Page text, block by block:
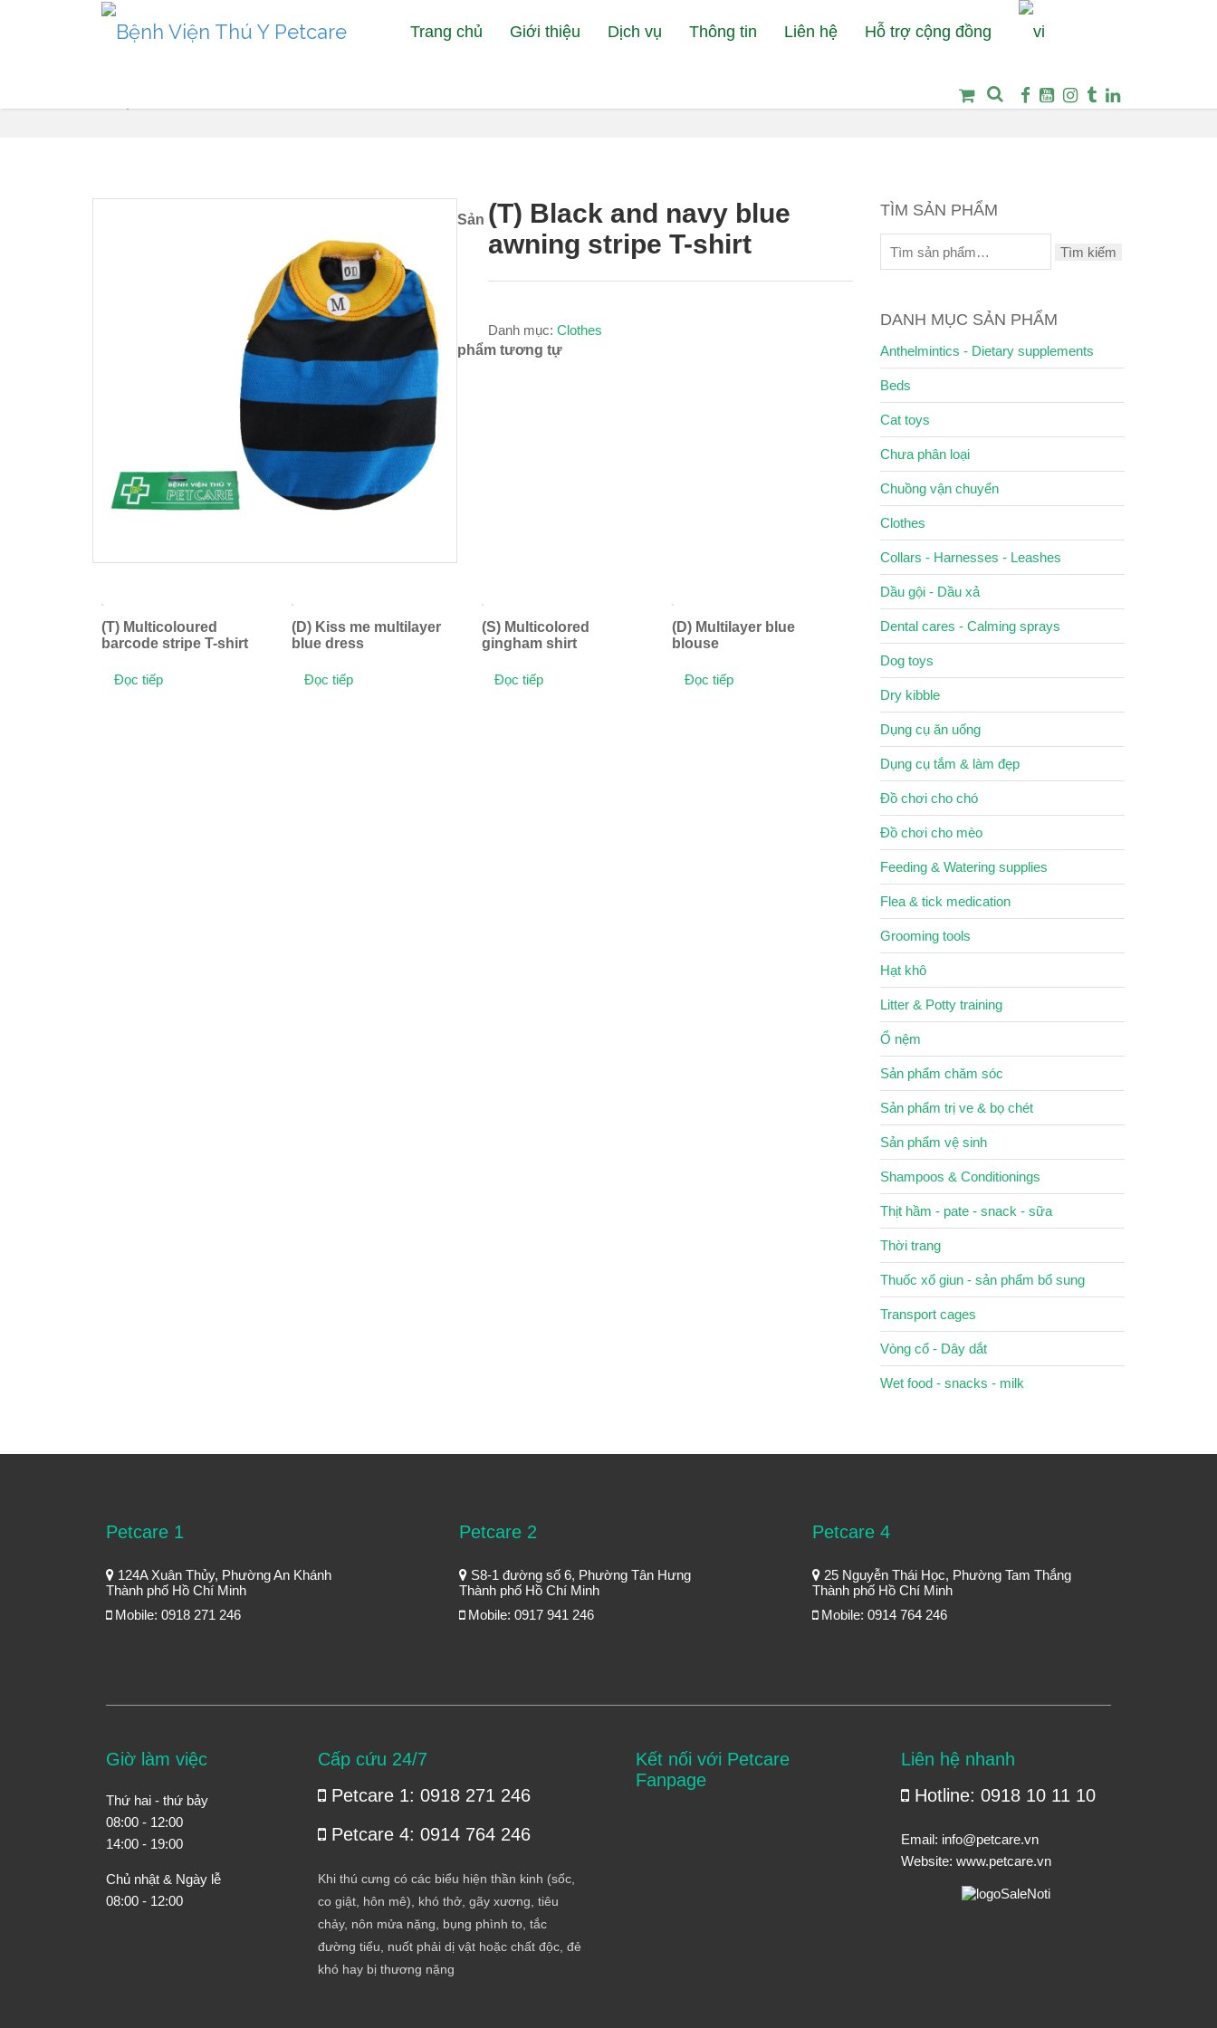
Trang chủ Giới thiệu Dịch vụ Thông tin Liên hệ Hỗ trợ cộng đồng
(T) Black and navy blue awning stripe T-shirt
(T) Black and navy blue
awning stripe T-shirt
Danh mục: Clothes
Sản
phẩm tương tự
(T) Multicoloured
barcode stripe T-shirt
Đọc tiếp
(D) Kiss me multilayer
blue dress
Đọc tiếp
(S) Multicolored
gingham shirt
Đọc tiếp
(D) Multilayer blue
blouse
Đọc tiếp
TÌM SẢN PHẨM
Tìm kiếm
DANH MỤC SẢN PHẨM
Anthelmintics - Dietary supplements
Beds
Cat toys
Chưa phân loại
Chuồng vận chuyển
Clothes
Collars - Harnesses - Leashes
Dầu gội - Dầu xả
Dental cares - Calming sprays
Dog toys
Dry kibble
Dụng cụ ăn uống
Dụng cụ tắm & làm đẹp
Đồ chơi cho chó
Đồ chơi cho mèo
Feeding & Watering supplies
Flea & tick medication
Grooming tools
Hạt khô
Litter & Potty training
Ổ nệm
Sản phẩm chăm sóc
Sản phẩm trị ve & bọ chét
Sản phẩm vệ sinh
Shampoos & Conditionings
Thịt hầm - pate - snack - sữa
Thời trang
Thuốc xổ giun - sản phẩm bổ sung
Transport cages
Vòng cổ - Dây dắt
Wet food - snacks - milk
Petcare 1
124A Xuân Thủy, Phường An Khánh
Thành phố Hồ Chí Minh
Mobile: 0918 271 246
Petcare 2
S8-1 đường số 6, Phường Tân Hưng
Thành phố Hồ Chí Minh
Mobile: 0917 941 246
Petcare 4
25 Nguyễn Thái Học, Phường Tam Thắng
Thành phố Hồ Chí Minh
Mobile: 0914 764 246
Giờ làm việc
Thứ hai - thứ bảy
08:00 - 12:00
14:00 - 19:00
Chủ nhật & Ngày lễ
08:00 - 12:00
Cấp cứu 24/7
Petcare 1: 0918 271 246
Petcare 4: 0914 764 246
Khi thú cưng có các biểu hiện thần kinh (sốc,
co giật, hôn mê), khó thở, gãy xương, tiêu
chảy, nôn mửa nặng, bụng phình to, tắc
đường tiểu, nuốt phải dị vật hoặc chất độc, đẻ
khó hay bị thương nặng
Kết nối với Petcare
Fanpage
Liên hệ nhanh
Hotline: 0918 10 11 10
Email: info@petcare.vn
Website: www.petcare.vn